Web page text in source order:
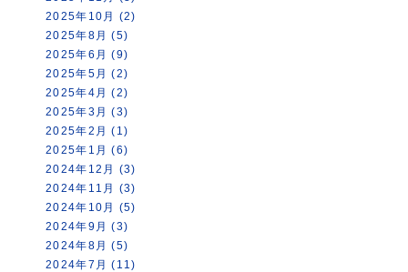
2025年10月 (2)
2025年8月 (5)
2025年6月 (9)
2025年5月 (2)
2025年4月 (2)
2025年3月 (3)
2025年2月 (1)
2025年1月 (6)
2024年12月 (3)
2024年11月 (3)
2024年10月 (5)
2024年9月 (3)
2024年8月 (5)
2024年7月 (11)